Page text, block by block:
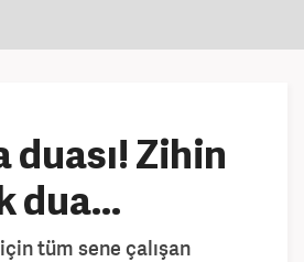
duası! Zihin
dua...
tüm sene çalışan